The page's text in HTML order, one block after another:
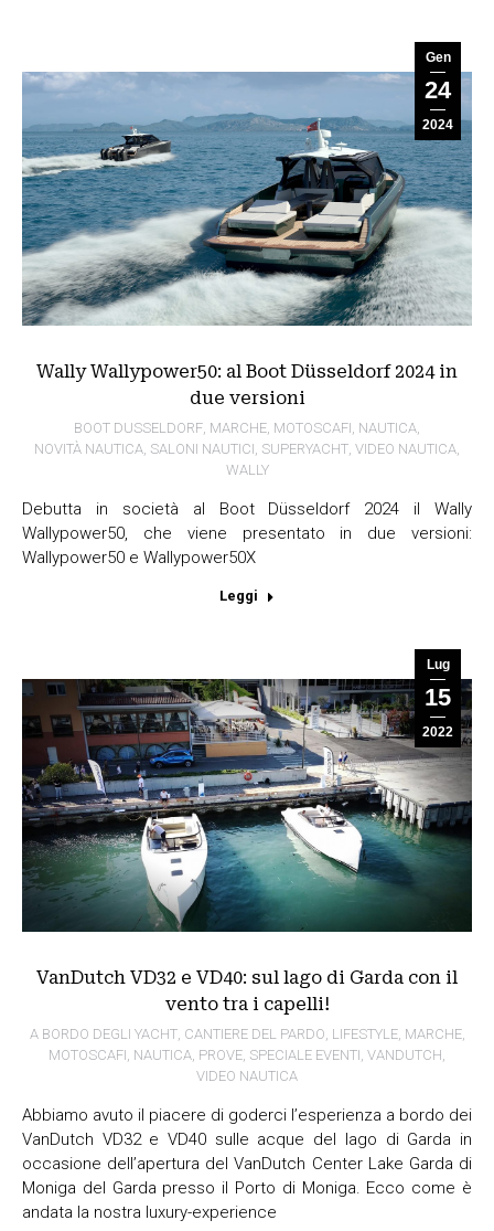
Gen
24
2024
Wally Wallypower50: al Boot Düsseldorf 2024 in
due versioni
BOOT DUSSELDORF MARCHE MOTOSCAFI NAUTICA
NOVITÀ NAUTICA SALONI NAUTICI SUPERYACHT VIDEO NAUTICA
WALLY
Debutta in società al Boot Düsseldorf 2024 il Wally
Wallypower50, che viene presentato in due versioni:
Wallypower50 e Wallypower50X
Leggi
Lug
15
2022
VanDutch VD32 e VD40: sul lago di Garda con il
vento tra i capelli!
A BORDO DEGLI YACHT, CANTIERE DEL PARDO, LIFESTYLE, MARCHE,
MOTOSCAFI, NAUTICA, PROVE, SPECIALE EVENTI, VANDUTCH,
VIDEO NAUTICA
Abbiamo avuto il piacere di goderci l’esperienza a bordo dei
VanDutch VD32 e VD40 sulle acque del lago di Garda in
occasione dell’apertura del VanDutch Center Lake Garda di
Moniga del Garda presso il Porto di Moniga. Ecco come è
andata la nostra luxury-experience